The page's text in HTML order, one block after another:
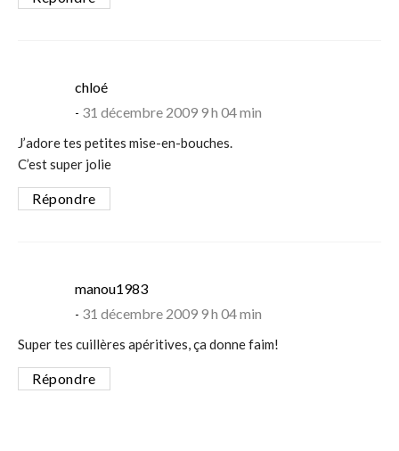
chloésays:
31 décembre 2009 9 h 04 min
J’adore tes petites mise-en-bouches.
C’est super jolie
Répondre
manou1983says:
31 décembre 2009 9 h 04 min
Super tes cuillères apéritives, ça donne faim!
Répondre